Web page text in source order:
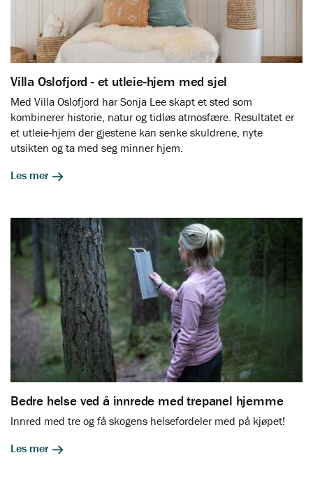
Villa Oslofjord - et utleie-hjem med sjel
Med Villa Oslofjord har Sonja Lee skapt et sted som
kombinerer historie, natur og tidløs atmosfære. Resultatet er
et utleie-hjem der gjestene kan senke skuldrene, nyte
utsikten og ta med seg minner hjem.
Les mer
Bedre helse ved å innrede med trepanel hjemme
Innred med tre og få skogens helsefordeler med på kjøpet!
Les mer